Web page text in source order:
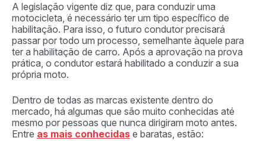
A legislação vigente diz que, para conduzir uma
motocicleta, é necessário ter um tipo específico de
habilitação. Para isso, o futuro condutor precisará
passar por todo um processo, semelhante àquele para
ter a habilitação de carro. Após a aprovação na prova
prática, o condutor estará habilitado a conduzir a sua
própria moto.
Dentro de todas as marcas existente dentro do
mercado, há algumas que são muito conhecidas até
mesmo por pessoas que nunca dirigiram moto antes.
Entre as mais conhecidas e baratas, estão: